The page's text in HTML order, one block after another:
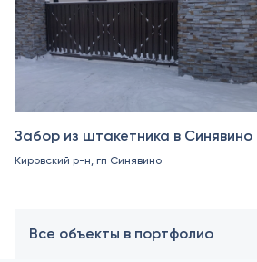
Забор из штакетника в Синявино
Кировский р-н, гп Синявино
Все объекты в портфолио